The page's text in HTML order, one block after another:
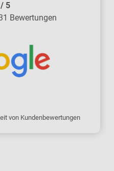
5
Bewertungen
von Kundenbewertungen